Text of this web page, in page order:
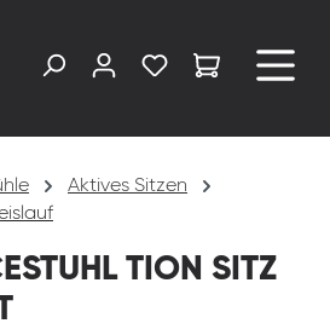
Aktives Sitzen
TION SITZ